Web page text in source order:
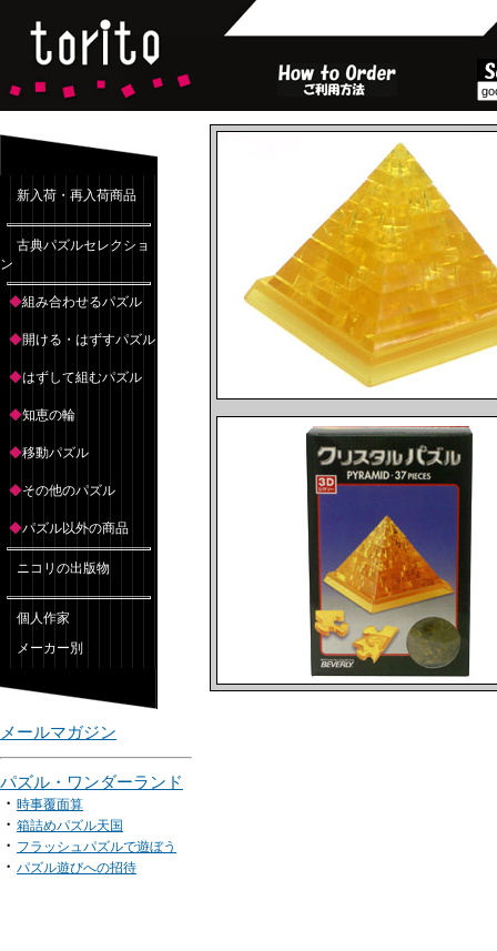
新入荷・再入荷商品
古典パズルセレクショ
ン
◆組み合わせるパズル
◆開ける・はずすパズル
◆はずして組むパズル
◆知恵の輪
◆移動パズル
◆その他のパズル
◆パズル以外の商品
ニコリの出版物
個人作家
メーカー別
メールマガジン
パズル・ワンダーランド
・ 時事覆面算
・ 箱詰めパズル天国
・ フラッシュパズルで遊ぼう
・ パズル遊びへの招待